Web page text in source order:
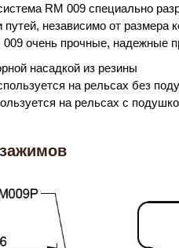
RM 009 специально
путей, независимо от
очень прочные, надежные
насадкой из резины
на рельсах без
на рельсах с